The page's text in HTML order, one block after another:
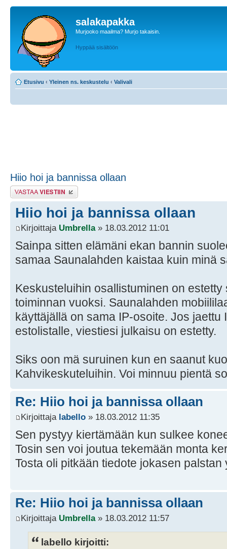
salakapakka
Murjooko maailma? Murjo takaisin.
Hyppää sisältöön
Etusivu ‹ Yleinen ns. keskustelu ‹ Valivali
Hiio hoi ja bannissa ollaan
Lähetä vastaus
Hiio hoi ja bannissa ollaan
Kirjoittaja Umbrella» 18.03.2012 11:01
Sainpa sitten elämäni ekan bannin
samaa Saunalahden kaistaa kuin minä
Keskusteluihin osallistuminen on
toiminnan vuoksi. Saunalahden
käyttäjällä on sama IP-osoite. Jos jaettu
estolistalle, viestiesi julkaisu on estetty.
Siks oon mä suruinen kun en saanut
Kahvikeskuteluihin. Voi minnuu pientä
Re: Hiio hoi ja bannissa ollaan
Kirjoittaja labello » 18.03.2012 11:35
Sen pystyy kiertämään kun sulkee
Tosin sen voi joutua tekemään monta
Tosta oli pitkään tiedote jokasen palstan
Re: Hiio hoi ja bannissa ollaan
Kirjoittaja Umbrella» 18.03.2012 11:57
labello kirjoitti: